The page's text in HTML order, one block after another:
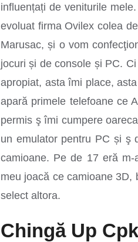
influențați de veniturile
evoluat firma Ovilex colea
Marusac, și o vom
jocuri și de console și PC.
apropiat, asta îmi place,
apară primele telefoane ce
permis ş îmi cumpere
un emulator pentru PC și ş
camioane. Pe de 17 eră
meu joacă ce camioane 3D,
select altora.
Chingă Up